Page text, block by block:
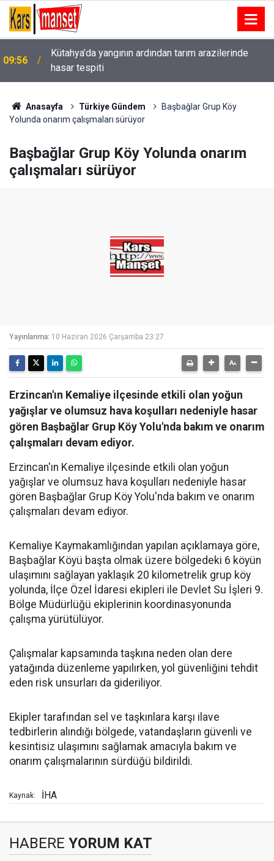
09:56
Kütahya’da yangının ardından tarım arazilerinde
hasar tespiti
Anasayfa Türkiye Gündem
Başbağlar Grup Köy
Yolunda onarım çalışmaları sürüyor
Başbağlar Grup Köy Yolunda onarım
çalışmaları sürüyor
Yayınlanma: 10 Haziran 2026 Çarşamba 23:27
Erzincan'ın Kemaliye ilçesinde etkili olan yoğun
yağışlar ve olumsuz hava koşulları nedeniyle hasar
gören Başbağlar Grup Köy Yolu'nda bakım ve onarım
çalışmaları devam ediyor.
Erzincan'ın Kemaliye ilçesinde etkili olan yoğun
yağışlar ve olumsuz hava koşulları nedeniyle hasar
gören Başbağlar Grup Köy Yolu'nda bakım ve onarım
çalışmaları devam ediyor.
Kemaliye Kaymakamlığından yapılan açıklamaya göre,
Başbağlar Köyü başta olmak üzere bölgedeki 6 köyün
ulaşımını sağlayan yaklaşık 20 kilometrelik grup köy
yolunda, İlçe Özel İdaresi ekipleri ile Devlet Su İşleri 9.
Bölge Müdürlüğü ekiplerinin koordinasyonunda
çalışma yürütülüyor.
Çalışmalar kapsamında taşkına neden olan dere
yatağında düzenleme yapılırken, yol güvenliğini tehdit
eden risk unsurları da gideriliyor.
Ekipler tarafından sel ve taşkınlara karşı ilave
tedbirlerin alındığı bölgede, vatandaşların güvenli ve
kesintisiz ulaşımını sağlamak amacıyla bakım ve
onarım çalışmalarının sürdüğü bildirildi.
Kaynak: İHA
HABERE YORUM KAT